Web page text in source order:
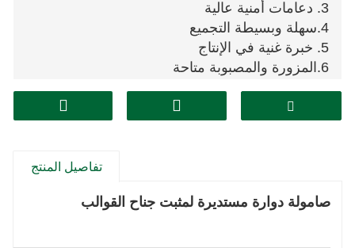
3. دعامات أمنية عالية
4.سهلة وبسيطة التجميع
5. خبرة غنية في الإنتاج
6.المزورة والمصبوبة متاحة
تفاصيل المنتج
صامولة دوارة مستديرة لمثبت جناح القوالب